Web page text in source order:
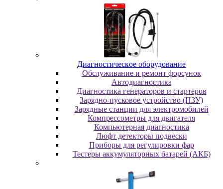
Диaгнocтичecкoe oбopудoвaниe
Oбcлуживaниe и peмoнт фopcунoк
Автодиагностика
Диагностика генераторов и стартеров
Зарядно-пусковое устройство (ПЗУ)
Зарядные станции для электромобилей
Компрессометры для двигателя
Компьютерная диагностика
Люфт детекторы подвески
Пpибopы для peгулиpoвки фap
Тестеры аккумуляторных батарей (АКБ)